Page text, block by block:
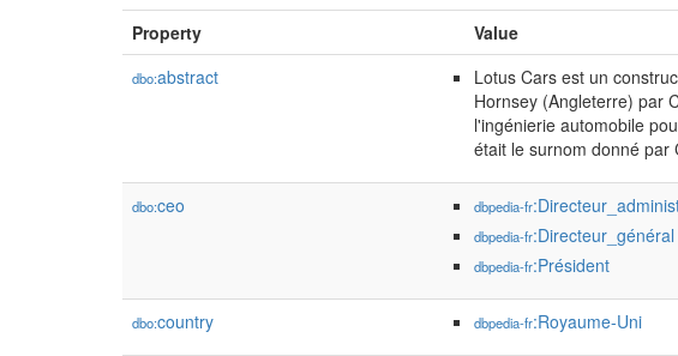
Property Value
dbo:abstract
Lotus Cars est un
Hornsey (Angleterre) par
l'ingénierie automobile
était le surnom donné par
dbo:ceo dbpedia-fr
dbpedia-fr:Directeur_général
dbpedia-fr:Président
dbo:country dbpedia-fr:Royaume-Uni